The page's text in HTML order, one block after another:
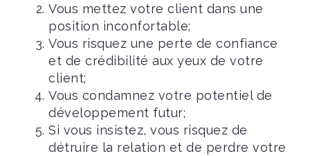
Vous mettez votre client dans une
position inconfortable;
Vous risquez une perte de confiance
et de crédibilité aux yeux de votre
client;
Vous condamnez votre potentiel de
développement futur;
Si vous insistez, vous risquez de
détruire la relation et de perdre votre